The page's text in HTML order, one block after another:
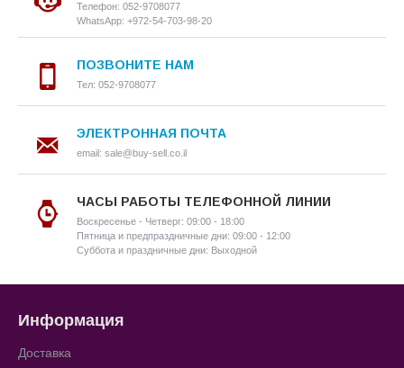
Телефон: 052-9708077
WhatsApp: +972-54-703-98-20
ПОЗВОНИТЕ НАМ
Тел: 052-9708077
ЭЛЕКТРОННАЯ ПОЧТА
email: sale@buy-sell.co.il
ЧАСЫ РАБОТЫ ТЕЛЕФОННОЙ ЛИНИИ
Воскресенье - Четверг: 09:00 - 18:00
Пятница и предпраздничные дни: 09:00 - 12:00
Суббота и праздничные дни: Выходной
Информация
Доставка